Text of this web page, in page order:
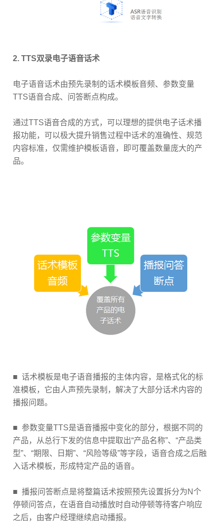
2.TTS双录电子语音话术
电子语音话术由预先录制的话术模板音频、参数变量
TTS语音合成、问答断点构成。
通过TTS语音合成的方式，可以理想的提供电子话术播
报功能，可以极大提升销售过程中话术的准确性、规范
内容标准，仅需维护模板语音，即可覆盖数量庞大的产
品。
■话术模板是电子语音播报的主体内容，是格式化的标
准模板，它由人声预先录制，解决了大部分话术内容的
播报问题。
■参数变量TTS是语音播报中变化的部分，根据不同的
产品，从总行下发的信息中提取出“产品名称”、“产品类
型”、“期限、日期”、“风险等级”等字段，语音合成之后融
入话术模板，形成特定产品的语音。
■播报问答断点是将整篇话术按照预先设置拆分为N个
停顿问答点，在语音自动播放时自动停顿等待客户响应
之后，由客户经理继续启动播报。